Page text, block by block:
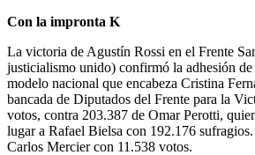
Con la impronta K
La victoria de Agustín Rossi en el Frente
justicialismo unido) confirmó la adhesión de
modelo nacional que encabeza Cristina
bancada de Diputados del Frente para la
votos, contra 203.387 de Omar Perotti,
lugar a Rafael Bielsa con 192.176
Carlos Mercier con 11.538 votos.